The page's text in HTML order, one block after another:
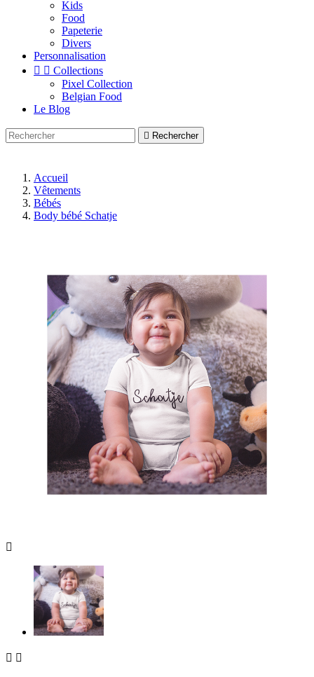
Kids
Food
Papeterie
Divers
Personnalisation
  Collections
Pixel Collection
Belgian Food
Le Blog
 Rechercher
Accueil
Vêtements
Bébés
Body bébé Schatje

 